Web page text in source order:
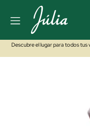
Descubre el lugar para todos